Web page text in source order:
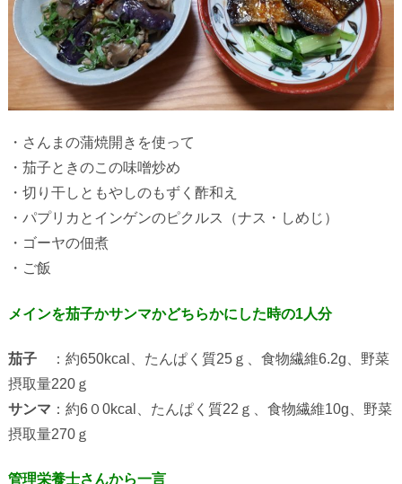
・さんまの蒲焼開きを使って
・茄子ときのこの味噌炒め
・切り干しともやしのもずく酢和え
・パプリカとインゲンのピクルス（ナス・しめじ）
・ゴーヤの佃煮
・ご飯
メインを茄子かサンマかどちらかにした時の1人分
茄子：約650kcal 、たんぱく質25ｇ、食物繊維6.2g 、野菜
摂取量220ｇ
サンマ ：約6０0kcal 、たんぱく質22 ｇ、食物繊維10g 、野菜
摂取量270ｇ
管理栄養士さんから一言